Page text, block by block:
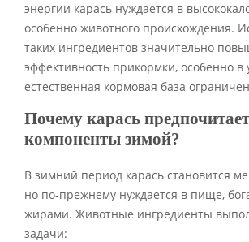
энергии карась нуждается в
особенно животного происхождения.
таких ингредиентов значительно
эффективность прикормки, особенно в
естественная кормовая база
Почему карась
компоненты зимой?
В зимний период карась становится
но по-прежнему нуждается в пище,
жирами. Животные ингредиенты
задачи: